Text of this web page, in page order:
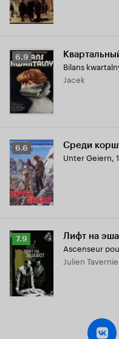
Рейтинг
Кинопоиска
6.9
6.9
Bilans
Jacek
Рейтинг
Кинопоиска
6.6
6.6 Среди
Unter Geiern,
Рейтинг
Кинопоиска
7.9
7.9 Лифт на
Ascenseur
Julien